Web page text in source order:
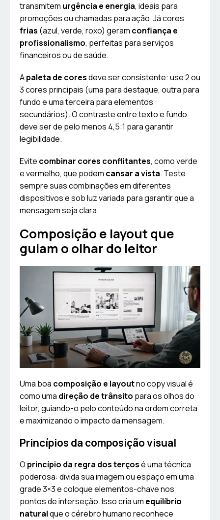
transmitem urgência e energia, ideais para
promoções ou chamadas para ação. Já cores
frias (azul, verde, roxo) geram confiança e
profissionalismo, perfeitas para serviços
financeiros ou de saúde.
Apaleta de coresdeve ser consistente: use 2 ou
3 cores principais (uma para destaque, outra para
fundo e uma terceira para elementos
secundários). O contraste entre texto e fundo
deve ser de pelo menos 4,5:1 para garantir
legibilidade.
Evite combinar cores conflitantes, como verde
e vermelho, que podem cansar a vista. Teste
sempre suas combinações em diferentes
dispositivos e sob luz variada para garantir que a
mensagem seja clara.
Composição e layout que
guiam o olhar do leitor
Uma boa composição e layoutno copy visual é
como uma direção de trânsito para os olhos do
leitor, guiando-o pelo conteúdo na ordem correta
e maximizando o impacto da mensagem.
Princípios da composição visual
O princípio da regra dos terçosé uma técnica
poderosa: divida sua imagem ou espaço em uma
grade 3×3 e coloque elementos-chave nos
pontos de interseção. Isso cria um equilíbrio
naturalque o cérebro humano reconhece